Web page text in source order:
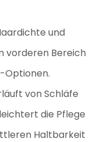
und
vorderen Bereich
Optionen.
von Schläfe
die Pflege
Haltbarkeit